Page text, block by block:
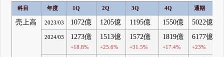
科目 年度 1Q 2Q 3Q 4Q 通期
売上高 2023/03 1072億 1205億 1195億 1550億 5022億
2024/03 1273億
+18.8%
1513億
+25.6%
1572億
+31.5%
1819億
+17.4%
6177億
+23%